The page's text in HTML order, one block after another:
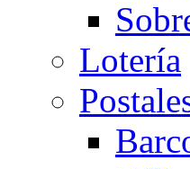
Lotería